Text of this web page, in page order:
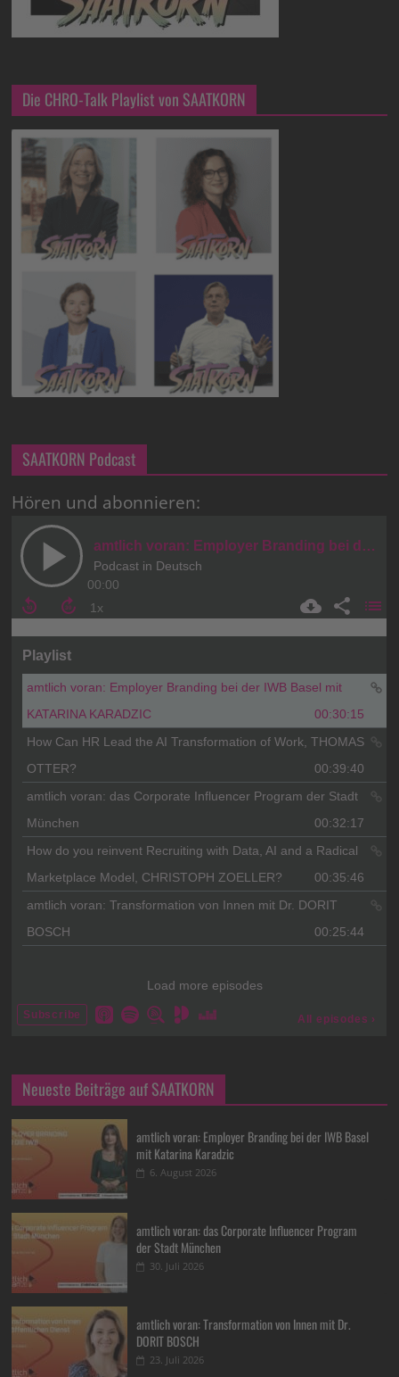
Die CHRO-Talk Playlist von SAATKORN
SAATKORN Podcast
Hören und abonnieren:
Neueste Beiträge auf SAATKORN
amtlich voran: Employer Branding bei der IWB Basel
mit Katarina Karadzic
6. August 2026
amtlich voran: das Corporate Influencer Program
der Stadt München
30. Juli 2026
amtlich voran: Transformation von Innen mit Dr.
DORIT BOSCH
23. Juli 2026